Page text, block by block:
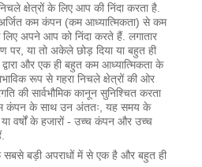
क्षेत्रों के लिए आप की निंदा करता है.
कम कंपन (कम आध्यात्मिकता) से कम
अपने आप को निंदा करते हैं. लगातार
या तो अकेले छोड़ दिया या बहुत ही
और एक ही बहुत कम आध्यात्मिकता के
रूप से गहरा निचले क्षेत्रों की ओर
की सार्वभौमिक कानून सुनिश्चित करता
कंपन के साथ उन अंततः, यह समय के
वर्षों के हजारों - उच्च कंपन और उच्च
सबसे बड़ी अपराधों में से एक है और बहुत ही